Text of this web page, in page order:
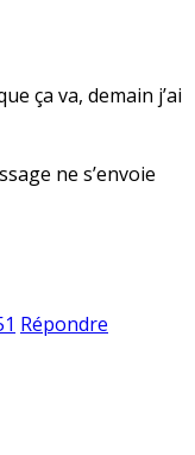
ça va, demain j’ai
ne s’envoie
Répondre